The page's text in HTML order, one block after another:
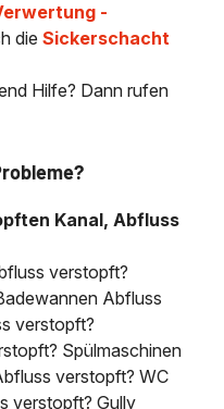
-
dieSickerschacht
Hilfe? Dann rufen
Kanal, Abfluss
verstopft?
Abfluss
verstopft?
Spülmaschinen
verstopft? WC
verstopft? Gully